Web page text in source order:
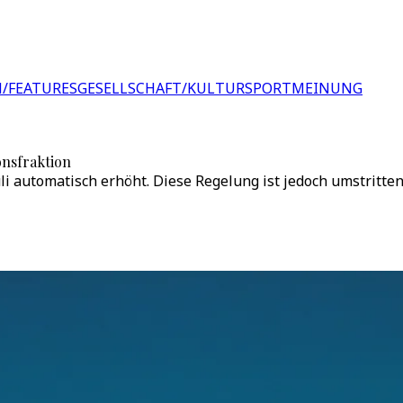
FEATURESGESELLSCHAFT/KULTURSPORTMEINUNG
automatisch erhöht. Diese Regelung ist jedoch